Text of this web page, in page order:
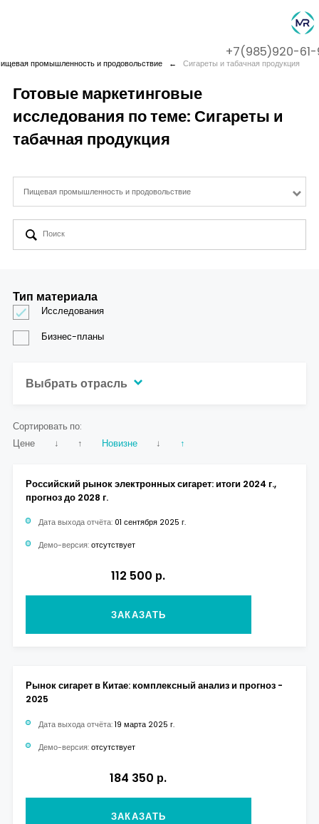
Company
Cases
Contact us
+7(985)920-
промышленность и продовольствие ← Сигареты и табачная продукция
Готовые маркетинговые
исследования по теме: Сигареты и
табачная продукция
Пищевая промышленность и продовольствие
Сортировать по:
Цене
↓ ↑ Новизне ↓ ↑
Российский рынок электронных сигарет: итоги 2024 г.,
прогноз до 2028 г.
Дата выхода отчёта: 01 сентября 2025 г.
Демо-версия: отсутствует
112 500 р.
ЗАКАЗАТЬ
Рынок сигарет в Китае: комплексный анализ и прогноз -
2025
Дата выхода отчёта: 19 марта 2025 г.
Демо-версия: отсутствует
184 350 р.
ЗАКАЗАТЬ
Тип материала
Исследования
Бизнес-планы
Выбрать отрасль